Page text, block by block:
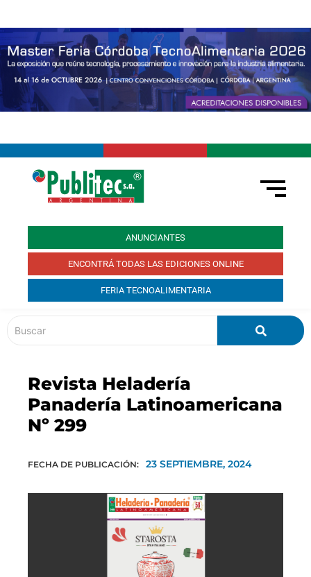
ANUNCIANTES
ENCONTRÁ TODAS LAS EDICIONES ONLINE
FERIA TECNOALIMENTARIA
Revista Heladería
Panadería Latinoamericana
Nº 299
FECHA DE PUBLICACIÓN: 23 SEPTIEMBRE, 2024